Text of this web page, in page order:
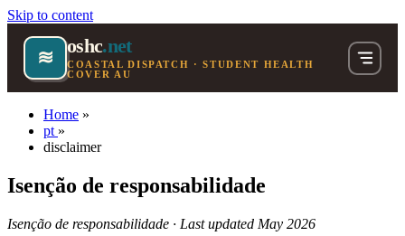
Skip to content
≋
oshc.net
COASTAL DISPATCH · STUDENT HEALTH
COVER AU
Home »
pt »
disclaimer
Isenção de responsabilidade
Isenção de responsabilidade · Last updated May 2026